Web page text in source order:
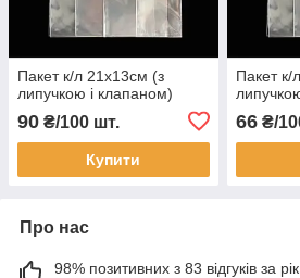
Пакет к/л 21х13см (з
липучкою і клапаном)
90 ₴/100 шт.
Купити
Пакет к/
66₴/
Про нас
98% позитивних з 83 відгуків за рік